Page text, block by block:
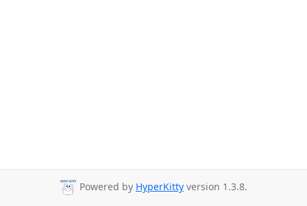
Powered by HyperKitty version 1.3.8.